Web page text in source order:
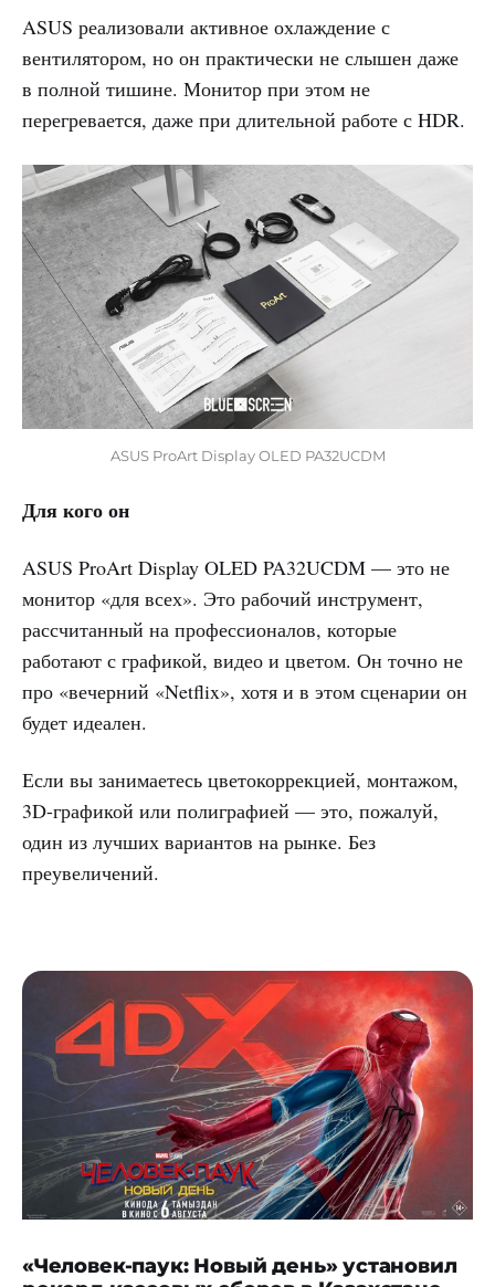
ASUS реализовали активное охлаждение с
вентилятором, но он практически не слышен даже
в полной тишине. Монитор при этом не
перегревается, даже при длительной работе с HDR.
ASUS ProArt Display OLED PA32UCDM
Для кого он
ASUS ProArt Display OLED PA32UCDM — это не
монитор «для всех». Это рабочий инструмент,
рассчитанный на профессионалов, которые
работают с графикой, видео и цветом. Он точно не
про «вечерний «Netflix», хотя и в этом сценарии он
будет идеален.
Если вы занимаетесь цветокоррекцией, монтажом,
3D-графикой или полиграфией — это, пожалуй,
один из лучших вариантов на рынке. Без
преувеличений.
«Человек-паук: Новый день» установил